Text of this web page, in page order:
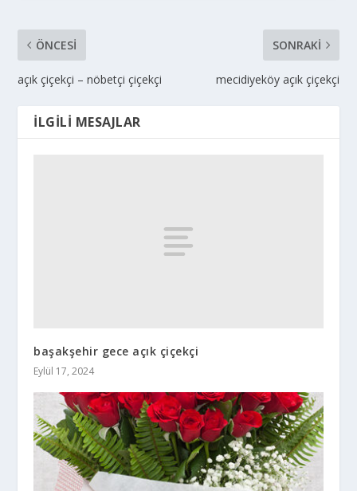
ÖNCESI
açık çiçekçi – nöbetçi çiçekçi
SONRAKI
mecidiyeköy açık çiçekçi
İLGILI MESAJLAR
başakşehir gece açık çiçekçi
Eylül 17, 2024